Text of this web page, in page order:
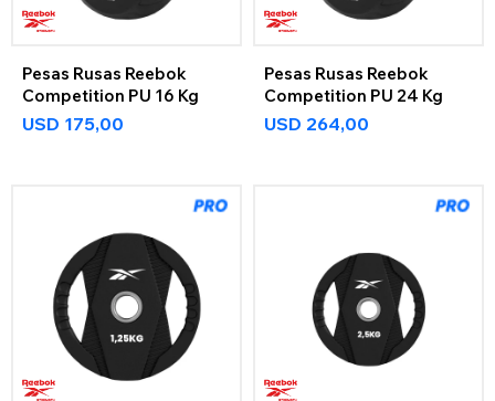
Pesas Rusas Reebok
Competition PU 16 Kg
USD 175,00
Pesas Rusas Reebok
Competition PU 24 Kg
USD 264,00